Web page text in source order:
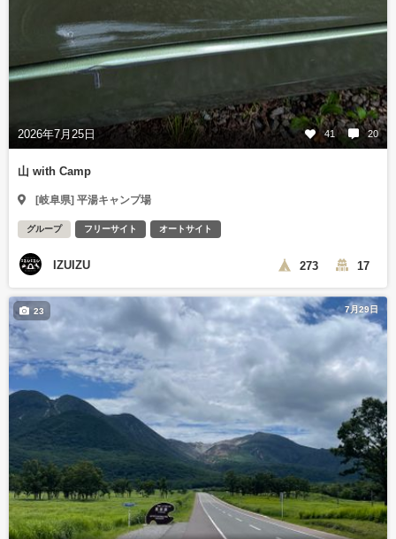
2026年7月25日 41 20
山 with Camp
[岐阜県] 平湯キャンプ場
グループ フリーサイト オートサイト
IZUIZU 273 17
7月29日
23